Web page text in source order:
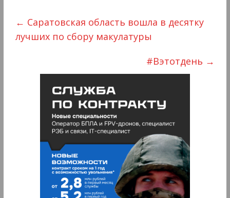
← Саратовская область вошла в десятку
лучших по сбору макулатуры
#Вэтотдень →